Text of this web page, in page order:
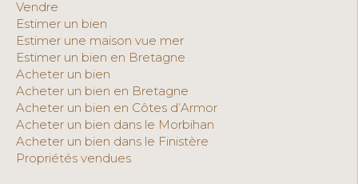
Vendre
Estimer un bien
Estimer une maison vue mer
Estimer un bien en Bretagne
Acheter un bien
Acheter un bien en Bretagne
Acheter un bien en Côtes d’Armor
Acheter un bien dans le Morbihan
Acheter un bien dans le Finistère
Propriétés vendues